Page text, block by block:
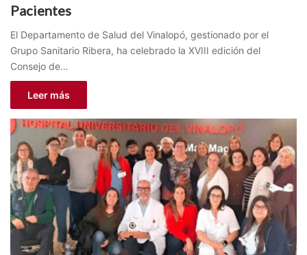
Pacientes
El Departamento de Salud del Vinalopó, gestionado por el
Grupo Sanitario Ribera, ha celebrado la XVIII edición del
Consejo de…
Leer más